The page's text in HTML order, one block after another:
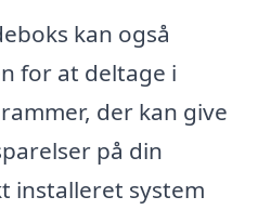
kan også
for at deltage i
der kan give
på din
installeret system